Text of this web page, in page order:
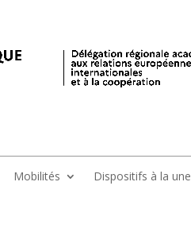
Mobilités Dispositifs à la une